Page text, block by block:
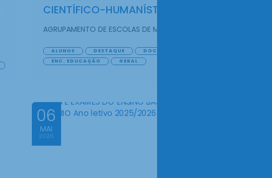
CIENTÍFICO-HUMANÍSTICOS
AGRUPAMENTO DE ESCOLAS DE MASSAMÁ
ALUNOS DESTAQUE
DOCENTES
ENC. EDUCAÇÃO
GERAL
06
MAI
2026